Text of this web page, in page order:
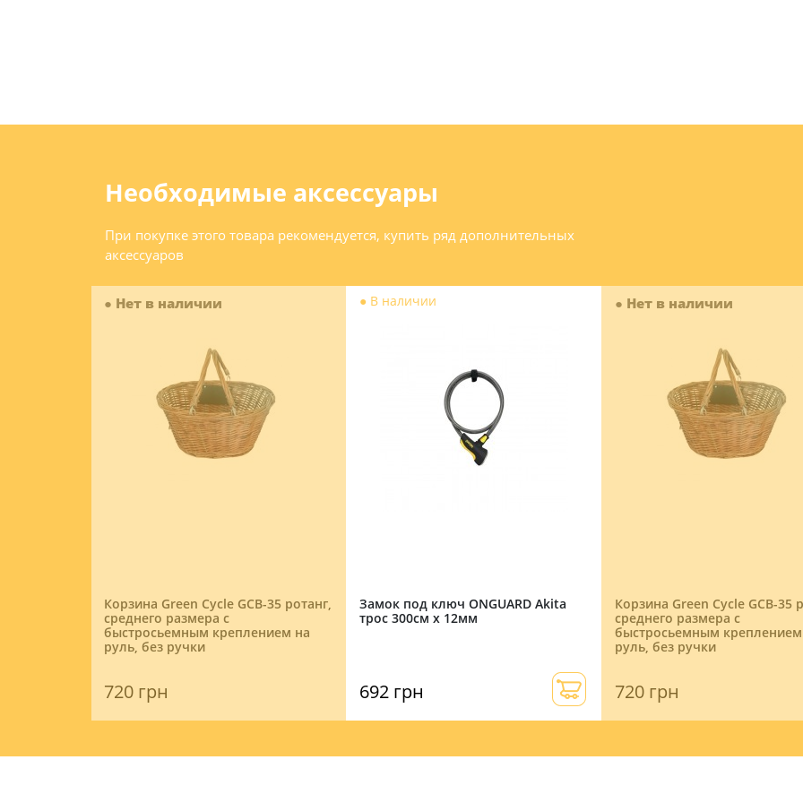
Необходимые аксессуары
При покупке этого товара рекомендуется, купить ряд дополнительных
аксессуаров
● Нет в наличии
Корзина Green Cycle GCB-35 ротанг,
среднего размера с
быстросьемным креплением на
руль, без ручки
720 грн
● В наличии
Замок под ключ ONGUARD Akita
трос 300см х 12мм
692 грн
● Нет в наличии
Корзина Green Cycle GCB-35
среднего размера с
быстросьемным
руль, без ручки
720 грн